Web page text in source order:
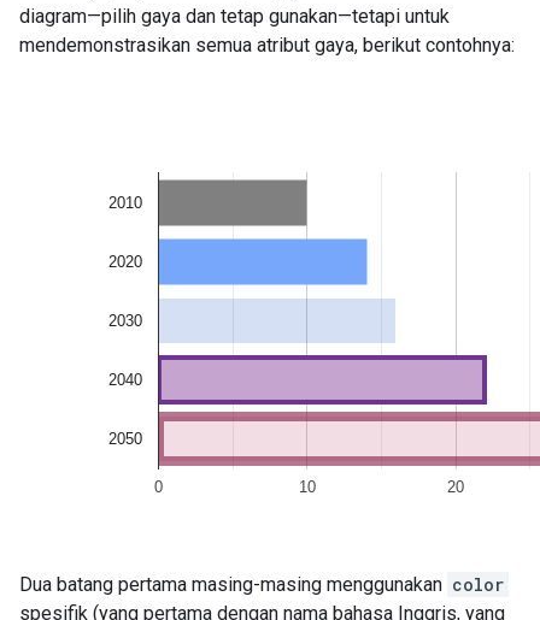
diagram—pilih gaya dan tetap gunakan—tetapi untuk
mendemonstrasikan semua atribut gaya, berikut contohnya:
Dua batang pertama masing-masing menggunakan color
spesifik (yang pertama dengan nama bahasa Inggris, yang